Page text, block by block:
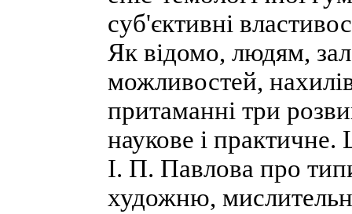
суб'єктивні
Як відомо, людям,
можливостей,
притаманні три
наукове і практичне.
І. П. Павлова про
художню,